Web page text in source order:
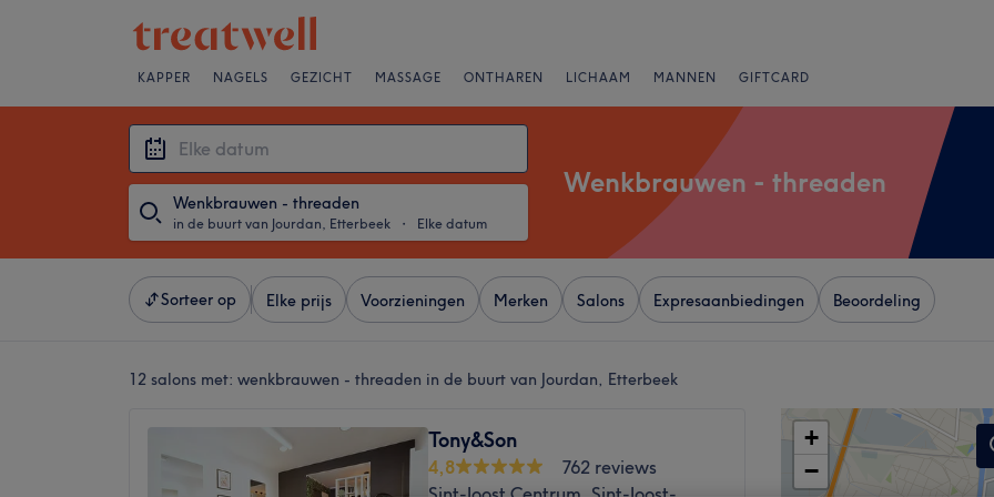
KAPPER NAGELS GEZICHT MASSAGE ONTHAREN LICHAAM MANNEN GIFTCARD
Wenkbrauwen - threaden
in de buurt van Jourdan, Etterbeek ・ Elke datum
Wenkbrauwen - threaden
Sorteer op Elke prijs Voorzieningen Merken Salons Expresaanbiedingen Beoordeling
12 salons met: wenkbrauwen - threaden in de buurt van Jourdan, Etterbeek
Tony&Son
4,8
762 reviews
+
−